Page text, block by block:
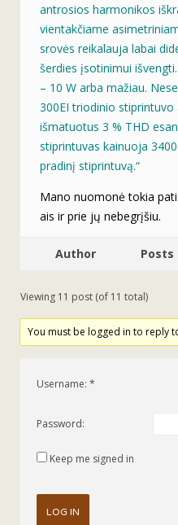
antrosios harmonikos
vientakčiame
srovės reikalauja labai
šerdies įsotinimui
– 10 W arba mažiau.
300EI triodinio
išmatuotus 3 % THD
stiprintuvas kainuoja
pradinį stiprintuvą.“
Mano nuomonė tokia
ais ir prie jų nebegrįšiu.
Author Posts
Viewing 11 post (of 11 total)
You must be logged in to reply
Username:
Password:
Keep me signed in
LOG IN